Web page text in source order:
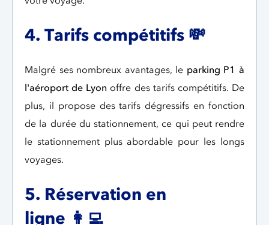
4. Tarifs compétitifs 💸
Malgré ses nombreux avantages, le parking P1 à
l'aéroport de Lyon offre des tarifs compétitifs. De
plus, il propose des tarifs dégressifs en fonction
de la durée du stationnement, ce qui peut rendre
le stationnement plus abordable pour les longs
voyages.
5. Réservation en
ligne 👩‍💻